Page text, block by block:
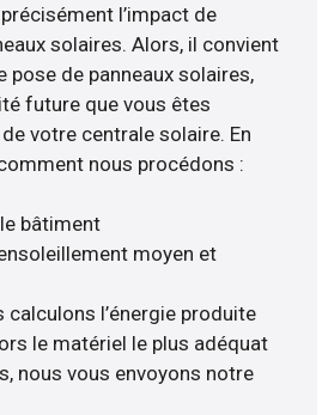
l’impact de
solaires. Alors, il convient
pose de panneaux solaires,
future que vous êtes
votre centrale solaire. En
nous procédons :
bâtiment
moyen et
calculons l’énergie produite
le matériel le plus adéquat
nous vous envoyons notre